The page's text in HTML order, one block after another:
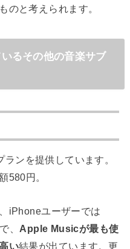
のと考えられます。
るその他の音楽サブ
ンを提供しています。
580円。
iPhoneユーザーでは
、 Apple Musicが最も使
い結果が出ています。更